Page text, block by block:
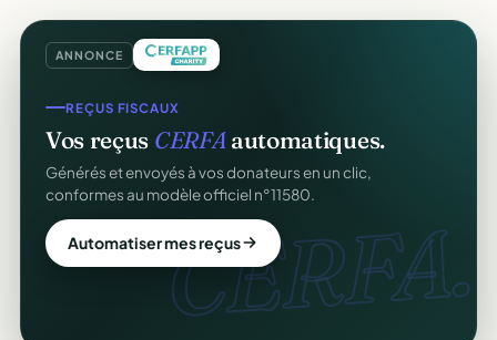
ANNONCE
CERFA.
REÇUS FISCAUX
Vos reçus CERFAautomatiques.
Générés et envoyés à vos donateurs en un clic,
conformes au modèle officiel n°11580.
Automatiser mes reçus